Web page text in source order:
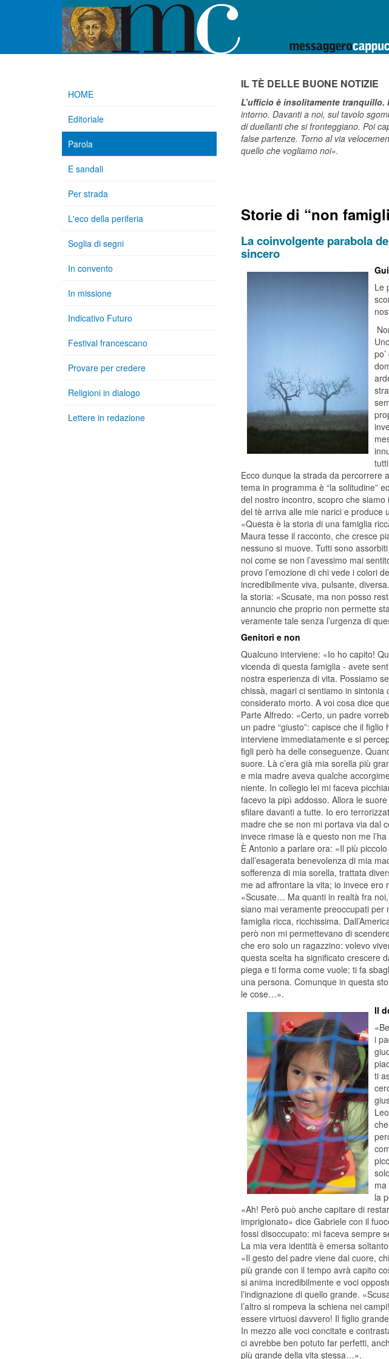
IL TÈ DELLE BUONE NOTIZIE
L’ufficio è insolitamente tranquillo.
intorno. Davanti a noi, sul tavolo
di duellanti che si fronteggiano. Poi
false partenze. Torno al via
quello che vogliamo noi».
Storie di “non
La coinvolgente parabola
sincero
Le
Ecco dunque la strada da percorrere
tema in programma è “la solitudine”
del nostro incontro, scopro che siamo
del tè arriva alle mie narici e produce
«Questa è la storia di una famiglia
Maura tesse il racconto, che cresce
nessuno si muove. Tutti sono
noi come se non l’avessimo mai
provo l’emozione di chi vede i colori
incredibilmente viva, pulsante,
la storia: «Scusate, ma non posso
annuncio che proprio non permette
veramente tale senza l’urgenza di
Genitori e non
Qualcuno interviene: «Io ho capito!
vicenda di questa famiglia - avete
nostra esperienza di vita. Possiamo
chissà, magari ci sentiamo in sintonia
considerato morto. A voi cosa dice
Parte Alfredo: «Certo, un padre
un padre “giusto”: capisce che il
interviene immediatamente e si
figli però ha delle conseguenze.
suore. Là c’era già mia sorella più
e mia madre aveva qualche
niente. In collegio lei mi faceva
facevo la pipì addosso. Allora le
sfilare davanti a tutte. Io ero
madre che se non mi portava via dal
invece rimase là e questo non me
È Antonio a parlare ora: «Il più
dall’esagerata benevolenza di mia
sofferenza di mia sorella, trattata
me ad affrontare la vita; io invece ero
«Scusate… Ma quanti in realtà fra
siano mai veramente preoccupati
famiglia ricca, ricchissima.
però non mi permettevano di
che ero solo un ragazzino: volevo
questa scelta ha significato crescere
piega e ti forma come vuole; ti fa
una persona. Comunque in questa
le cose…».
Il
i
ti
la
«Ah! Però può anche capitare di
imprigionato» dice Gabriele con il
fossi disoccupato: mi faceva sempre
La mia vera identità è emersa
«Il gesto del padre viene dal cuore,
più grande con il tempo avrà capito
si anima incredibilmente e voci
l’indignazione di quello grande.
l’altro si rompeva la schiena nei
essere virtuosi davvero! Il figlio
In mezzo alle voci concitate e
ci avrebbe ben potuto far perfetti,
più grande della vita stessa…».
HOME
Editoriale
Parola
E sandali
Per strada
L'eco della periferia
Soglia di segni
In convento
In missione
Indicativo Futuro
Festival francescano
Provare per credere
Religioni in dialogo
Lettere in redazione